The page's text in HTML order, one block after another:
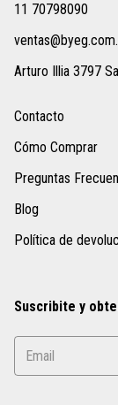
11 70798090
Arturo Illia 3797
Contacto
Cómo Comprar
Preguntas
Blog
Política de
Suscribite y